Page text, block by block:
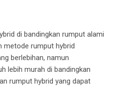
di bandingkan rumput alami
metode rumput hybrid
berlebihan, namun
lebih murah di bandingkan
rumput hybrid yang dapat